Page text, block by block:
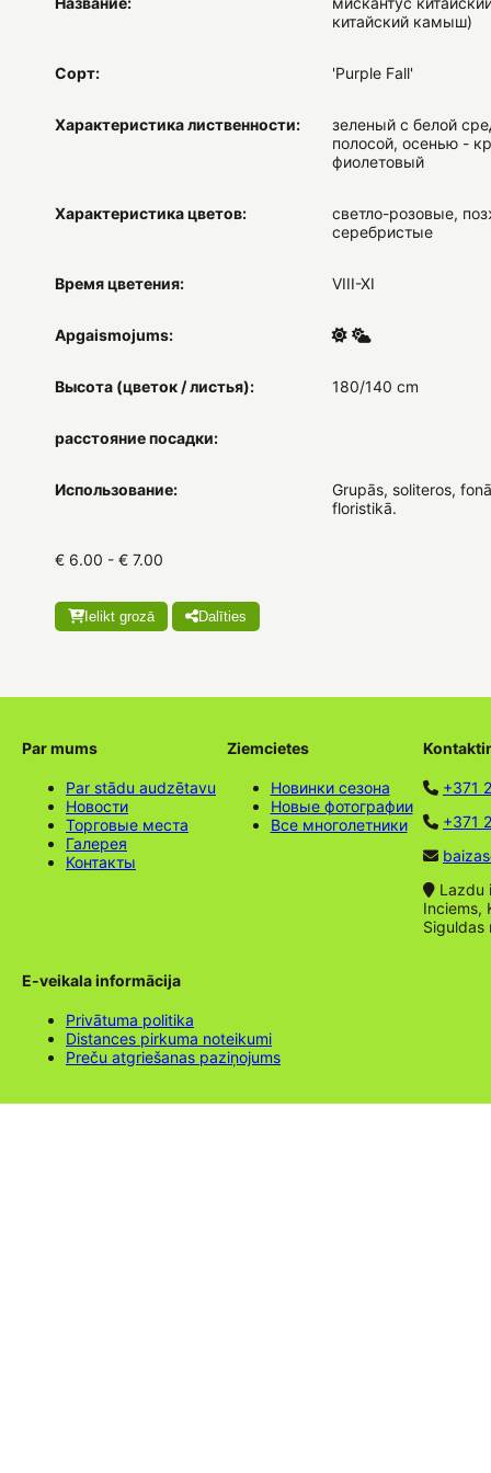
китайский камыш)
Сорт: 'Purple Fall'
Характеристика лиственности:
зеленый с белой
полосой, осенью -
фиолетовый
Характеристика цветов:
светло-розовые,
серебристые
Время цветения: VIII-XI
Apgaismojums:
Высота (цветок / листья): 180/140 cm
расстояние посадки:
Использование:
Grupās, soliteros,
floristikā.
€ 6.00 - € 7.00
Ielikt grozā Dalīties
Par mums
Par stādu audzētavu
Новости
Торговые места
Галерея
Контакты
Ziemcietes
Новинки сезона
Новые фотографии
Все многолетники
+371
+371
Lazdu
Inciems,
Siguldas
E-veikala informācija
Privātuma politika
Distances pirkuma noteikumi
Preču atgriešanas paziņojums